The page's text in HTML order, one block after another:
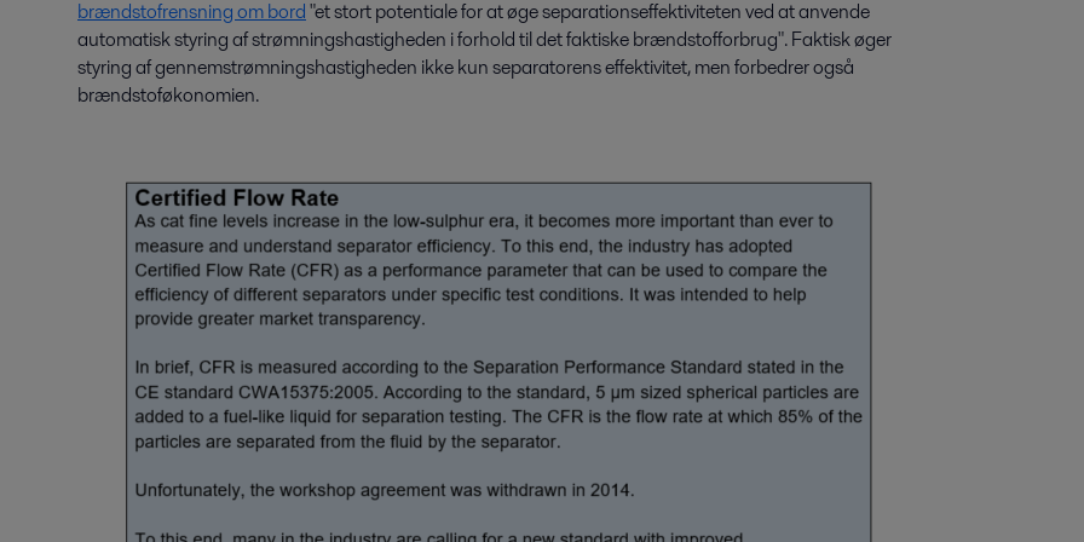
brændstofrensning om bord"et stort potentiale for at øge separationseffektiviteten ved at anvende
automatisk styring af strømningshastigheden i forhold til det faktiske brændstofforbrug". Faktisk øger
styring af gennemstrømningshastigheden ikke kun separatorens effektivitet, men forbedrer også
brændstoføkonomien.